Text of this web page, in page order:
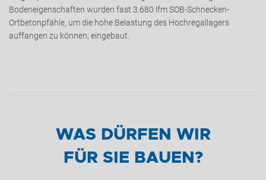
+43 (0) 6212 63 11-0
Bodeneigenschaften wurden fast 3.680 lfm SOB-Schnecken-
Ortbetonpfähle, um die hohe Belastung des Hochregallagers
auffangen zu können, eingebaut.
WAS DÜRFEN WIR
FÜR SIE BAUEN?